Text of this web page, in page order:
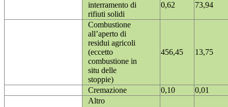
interramento di
rifiuti solidi
0,62 73,94
Combustione
all’aperto di
residui agricoli
(eccetto
combustione in
situ delle
stoppie)
456,45 13,75
Cremazione 0,10
0,01
Altro